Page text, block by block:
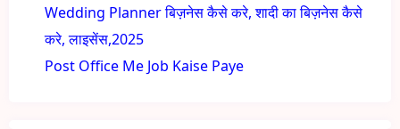
Wedding Planner बिज़नेस कैसे करे, शादी का बिज़नेस कैसे
करे, लाइसेंस,2025
Post Office Me Job Kaise Paye